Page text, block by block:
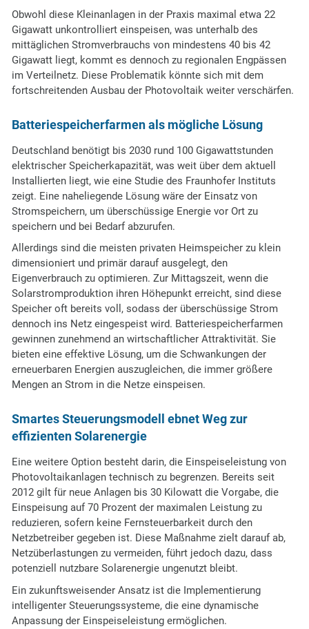
Obwohl diese Kleinanlagen in der Praxis maximal etwa 22
Gigawatt unkontrolliert einspeisen, was unterhalb des
mittäglichen Stromverbrauchs von mindestens 40 bis 42
Gigawatt liegt, kommt es dennoch zu regionalen Engpässen
im Verteilnetz. Diese Problematik könnte sich mit dem
fortschreitenden Ausbau der Photovoltaik weiter verschärfen.
Batteriespeicherfarmen als mögliche Lösung
Deutschland benötigt bis 2030 rund 100 Gigawattstunden
elektrischer Speicherkapazität, was weit über dem aktuell
Installierten liegt, wie eine Studie des Fraunhofer Instituts
zeigt. Eine naheliegende Lösung wäre der Einsatz von
Stromspeichern, um überschüssige Energie vor Ort zu
speichern und bei Bedarf abzurufen.
Allerdings sind die meisten privaten Heimspeicher zu klein
dimensioniert und primär darauf ausgelegt, den
Eigenverbrauch zu optimieren. Zur Mittagszeit, wenn die
Solarstromproduktion ihren Höhepunkt erreicht, sind diese
Speicher oft bereits voll, sodass der überschüssige Strom
dennoch ins Netz eingespeist wird. Batteriespeicherfarmen
gewinnen zunehmend an wirtschaftlicher Attraktivität. Sie
bieten eine effektive Lösung, um die Schwankungen der
erneuerbaren Energien auszugleichen, die immer größere
Mengen an Strom in die Netze einspeisen.
Smartes Steuerungsmodell ebnet Weg zur
effizienten Solarenergie
Eine weitere Option besteht darin, die Einspeiseleistung von
Photovoltaikanlagen technisch zu begrenzen. Bereits seit
2012 gilt für neue Anlagen bis 30 Kilowatt die Vorgabe, die
Einspeisung auf 70 Prozent der maximalen Leistung zu
reduzieren, sofern keine Fernsteuerbarkeit durch den
Netzbetreiber gegeben ist. Diese Maßnahme zielt darauf ab,
Netzüberlastungen zu vermeiden, führt jedoch dazu, dass
potenziell nutzbare Solarenergie ungenutzt bleibt.
Ein zukunftsweisender Ansatz ist die Implementierung
intelligenter Steuerungssysteme, die eine dynamische
Anpassung der Einspeiseleistung ermöglichen.